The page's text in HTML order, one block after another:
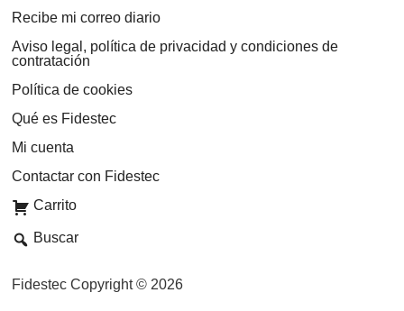
Recibe mi correo diario
Aviso legal, política de privacidad y condiciones de
contratación
Política de cookies
Qué es Fidestec
Mi cuenta
Contactar con Fidestec
Carrito
Buscar
Fidestec Copyright © 2026